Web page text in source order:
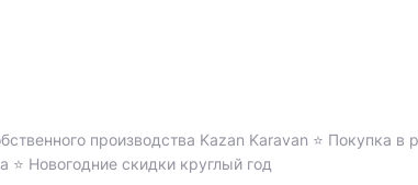
производства Kazan Karavan ⭐️ Покупка в
Новогодние скидки круглый год